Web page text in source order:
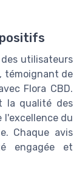
utilisateurs
témoignant de
Flora CBD.
la qualité des
l'excellence du
Chaque avis
engagée et